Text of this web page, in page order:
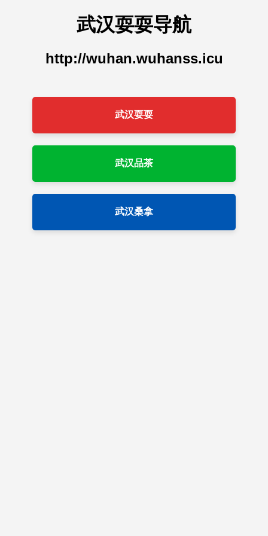
武汉耍耍导航
http://wuhan.wuhanss.icu
武汉耍耍
武汉品茶
武汉桑拿